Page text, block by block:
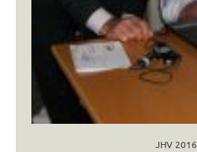
JHV 2016